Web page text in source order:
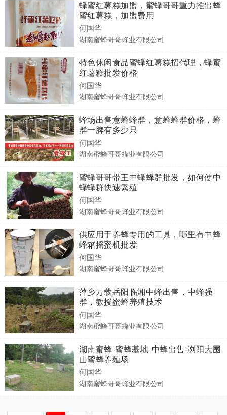
蜂蜜红薯糕加盟，蜜蜂哥哥重力推出蜂
蜜红薯糕，加盟费用
何国华
湖南蜜蜂哥哥蜂业有限公司
特色休闲食品蜜蜂红薯糕招代理，蜂蜜
红薯糕批发价格
何国华
湖南蜜蜂哥哥蜂业有限公司
蜂场出售意蜂蜂群，意蜂蜂群价格，蜂
群一脾有多少只
何国华
湖南蜜蜂哥哥蜂业有限公司
蜜蜂哥哥带王中蜂蜂群批发，如何使中
蜂蜂群快速繁殖
何国华
湖南蜜蜂哥哥蜂业有限公司
供应用于养蜂专用的工具，哪里有中蜂
蜂箱摇蜜机批发
何国华
湖南蜜蜂哥哥蜂业有限公司
萍乡万载岳阳临湘中蜂出售，中蜂强
群，教授蜜蜂养殖技术
何国华
湖南蜜蜂哥哥蜂业有限公司
湖南蜜蜂-蜜蜂基地-中蜂出售-浏阳大围
山蜜蜂养殖场
何国华
湖南蜜蜂哥哥蜂业有限公司